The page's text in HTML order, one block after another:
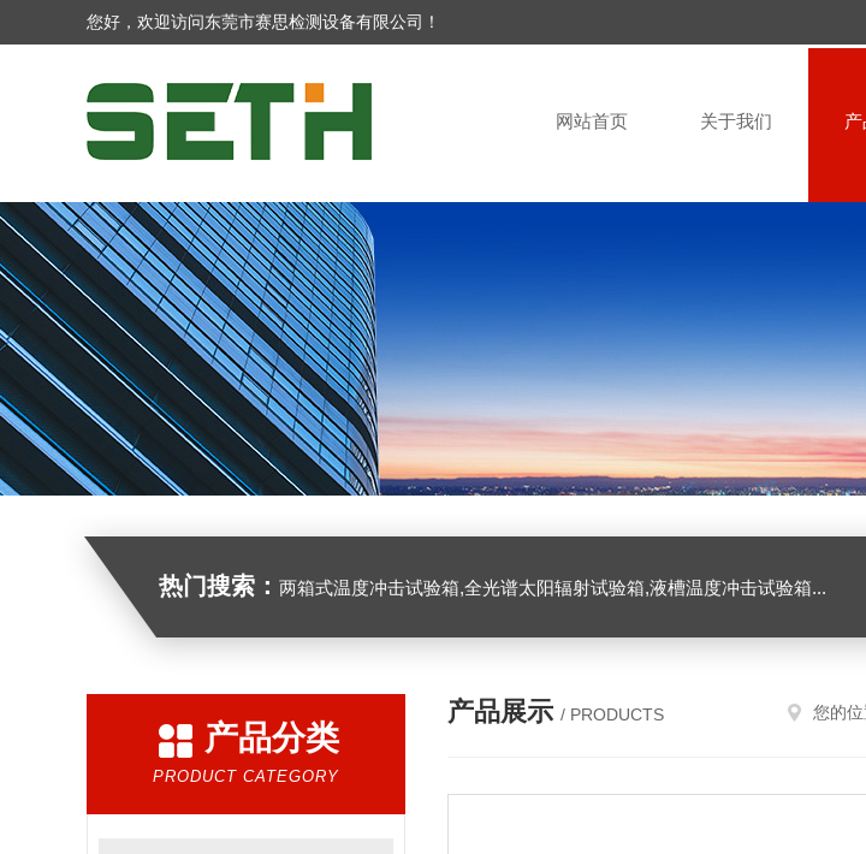
您好，欢迎访问东莞市赛思检测设备有限公司！
网站首页 关于我们
热门搜索： 两箱式温度冲击试验箱,全光谱太阳辐射试验箱,液槽温度冲击试验箱...
产品分类
PRODUCT CATEGORY
产品展示 / PRODUCTS 您的位